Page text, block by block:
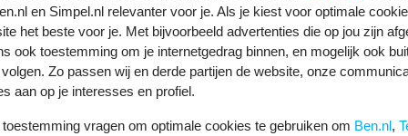
je verstuurt en ontvangt
aanpak krijgt een hacker toegang tot het
Denk aan betalingsgegevens, gebruikersnamen,
de hacker gebruiken om geld te verdienen of dat jou
en Simpel.nl relevanter voor je. Als je kiest voor optimale
het beste voor je. Met bijvoorbeeld advertenties die op jou zijn
ook toestemming om je internetgedrag binnen, en mogelijk ook
Zo passen wij en derde partijen de website, onze
aan op je interesses en profiel.
vragen om optimale cookies te gebruiken om Ben.nl,